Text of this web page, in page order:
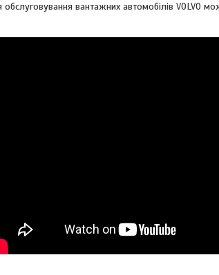
обслуговування вантажних автомобілів VOLVO